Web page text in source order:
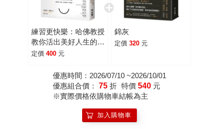
練習更快樂：哈佛教授
教你活出美好人生的七
堂課（超過千人搶修，
定價 400 元
錦灰
定價 320 元
優惠時間：2026/07/10 ~2026/10/01
優惠組合價： 75 折 特價 540 元
※實際價格依購物車結帳為主
加入購物車